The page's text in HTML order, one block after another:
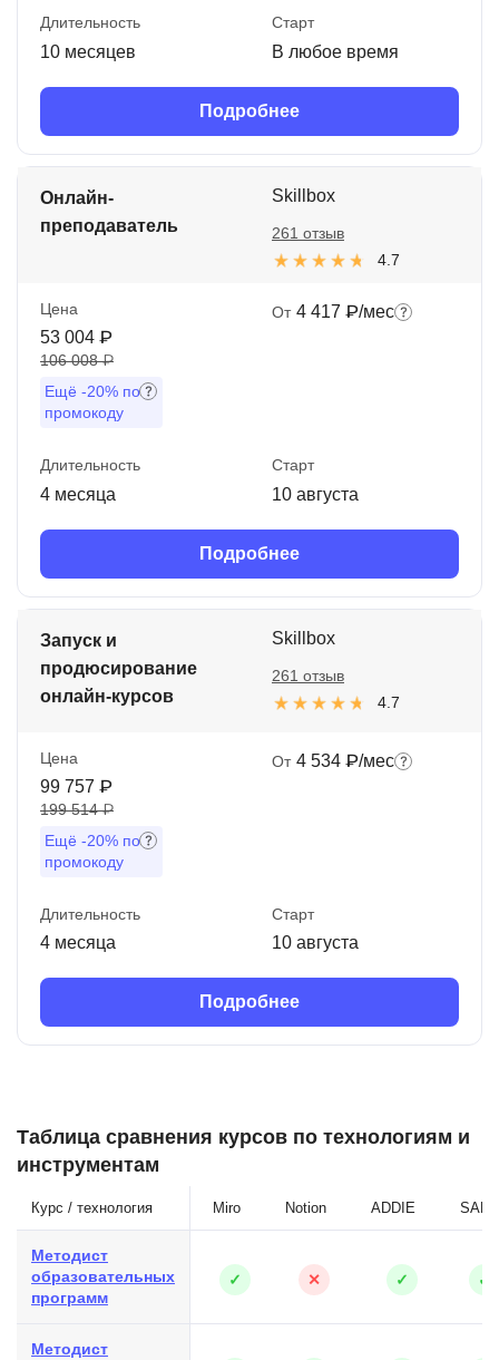
Длительность
10 месяцев
Старт
В любое время
Подробнее
Онлайн-
преподаватель
Skillbox
4.7
261 отзыв
Цена
53 004 ₽
106 008 ₽
Ещё -20% по
промокоду
От 4 417 ₽/мес
Длительность
4 месяца
Старт
10 августа
Подробнее
Запуск и
продюсирование
онлайн-курсов
Skillbox
4.7
261 отзыв
Цена
99 757 ₽
199 514 ₽
Ещё -20% по
промокоду
От 4 534 ₽/мес
Длительность
4 месяца
Старт
10 августа
Подробнее
Таблица сравнения курсов по технологиям и
инструментам
Курс / технология Miro Notion ADDIE SAM
Методист
образовательных
программ
✓ ✕ ✓ ✓
Методист